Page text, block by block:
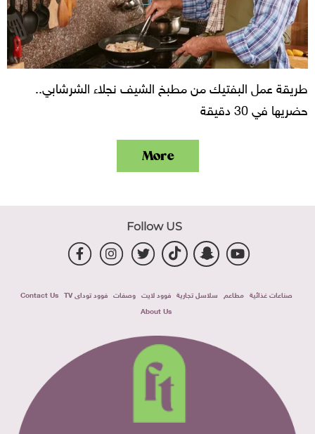
طريقة عمل البفتيك من مطبخ الشيف نجلاء الشرشابي..
حضريها في 30 دقيقة
More
Follow US
صناعات غذائية مطاعم سلاسل تجارية فوود لايت وصفات فوود توداى TV
Contact Us
About Us